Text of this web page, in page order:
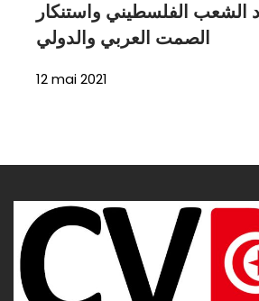
الفلسطيني واستنكار
الصمت العربي والدولي
12 mai 2021